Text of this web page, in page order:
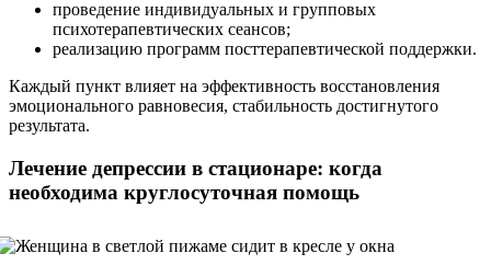
проведение индивидуальных и групповых
психотерапевтических сеансов;
реализацию программ посттерапевтической поддержки.
Каждый пункт влияет на эффективность восстановления
эмоционального равновесия, стабильность достигнутого
результата.
Лечение депрессии в стационаре: когда
необходима круглосуточная помощь